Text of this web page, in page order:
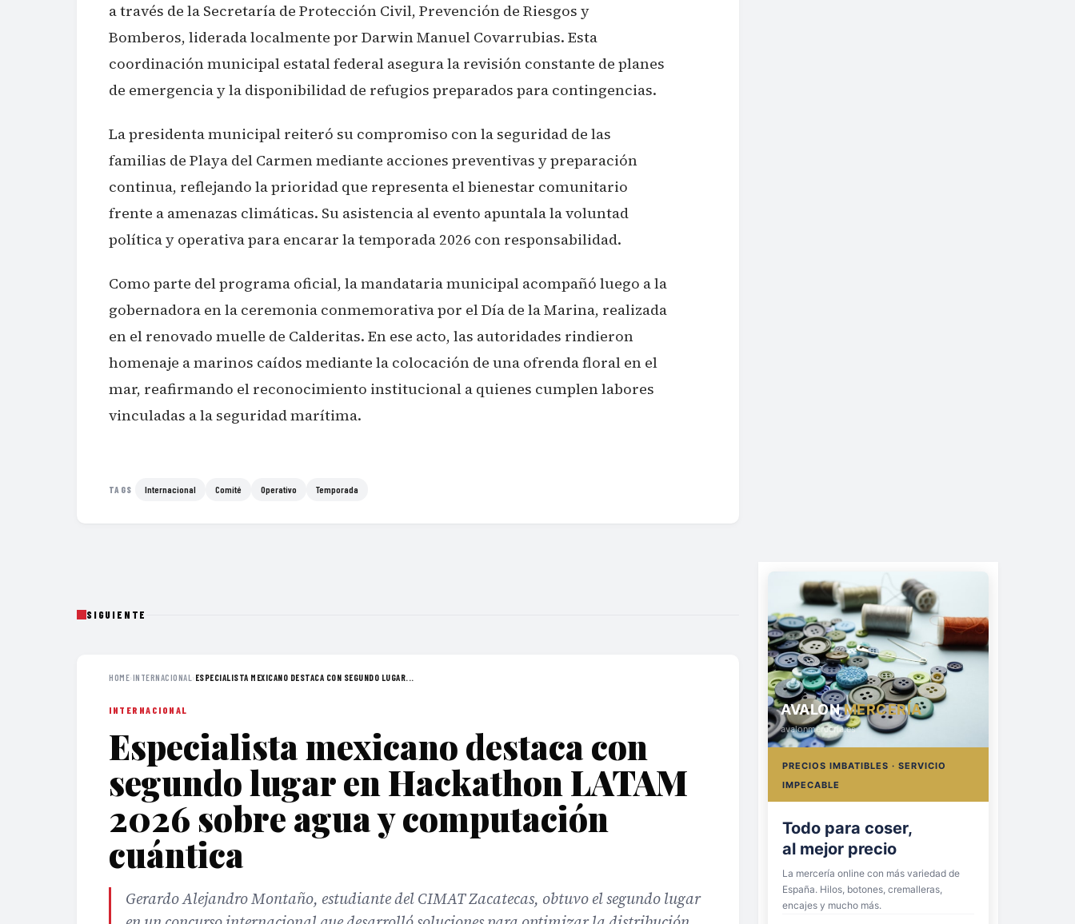
a través de la Secretaría de Protección Civil, Prevención de Riesgos y
Bomberos, liderada localmente por Darwin Manuel Covarrubias. Esta
coordinación municipal estatal federal asegura la revisión constante de planes
de emergencia y la disponibilidad de refugios preparados para contingencias.
La presidenta municipal reiteró su compromiso con la seguridad de las
familias de Playa del Carmen mediante acciones preventivas y preparación
continua, reflejando la prioridad que representa el bienestar comunitario
frente a amenazas climáticas. Su asistencia al evento apuntala la voluntad
política y operativa para encarar la temporada 2026 con responsabilidad.
Como parte del programa oficial, la mandataria municipal acompañó luego a la
gobernadora en la ceremonia conmemorativa por el Día de la Marina, realizada
en el renovado muelle de Calderitas. En ese acto, las autoridades rindieron
homenaje a marinos caídos mediante la colocación de una ofrenda floral en el
mar, reafirmando el reconocimiento institucional a quienes cumplen labores
vinculadas a la seguridad marítima.
TAGS Internacional Comité Operativo Temporada
SIGUIENTE
HOME›INTERNACIONAL › ESPECIALISTA MEXICANO DESTACA CON SEGUNDO LUGAR...
INTERNACIONAL
Especialista mexicano destaca con
segundo lugar en Hackathon LATAM
2026 sobre agua y computación
cuántica
Gerardo Alejandro Montaño, estudiante del CIMAT Zacatecas, obtuvo el segundo lugar
AVALONMERCERÍA
avalonmerceria.es
PRECIOS IMBATIBLES · SERVICIO
IMPECABLE
Todo para coser,
al mejor precio
La mercería online con más variedad de
España. Hilos, botones, cremalleras,
encajes y mucho más.